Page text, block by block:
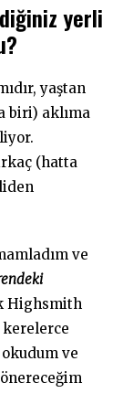
yerli
yaştan
biri) aklıma
(hatta
ve
Highsmith
ve